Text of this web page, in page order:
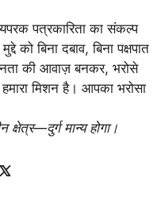
पत्रकारिता का संकल्प
को बिना दबाव, बिना पक्षपात
की आवाज़ बनकर, भरोसे
मिशन है। आपका भरोसा
क्षेत्र—दुर्ग मान्य होगा।